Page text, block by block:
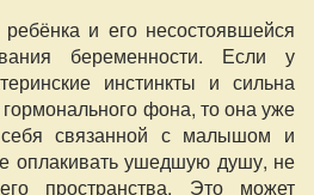
и его несостоявшейся
беременности. Если у
инстинкты и сильна
фона, то она уже
себя связанной с малышом и
оплакивать ушедшую душу, не
пространства. Это может